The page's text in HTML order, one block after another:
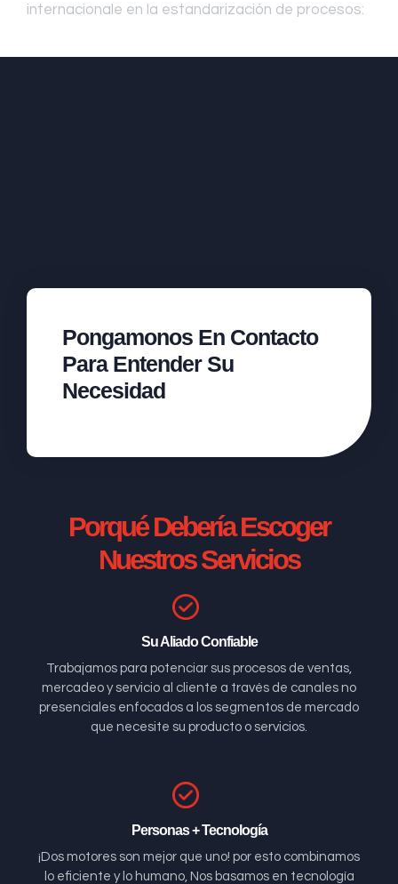
internacionale en la estandarización de procesos:
Pongamonos En Contacto
Para Entender Su
Necesidad
Porqué Debería Escoger
Nuestros Servicios
Su Aliado Confiable
Trabajamos para potenciar sus procesos de ventas,
mercadeo y servicio al cliente a través de canales no
presenciales enfocados a los segmentos de mercado
que necesite su producto o servicios.
Personas + Tecnología
¡Dos motores son mejor que uno! por esto combinamos
lo eficiente y lo humano, Nos basamos en tecnología